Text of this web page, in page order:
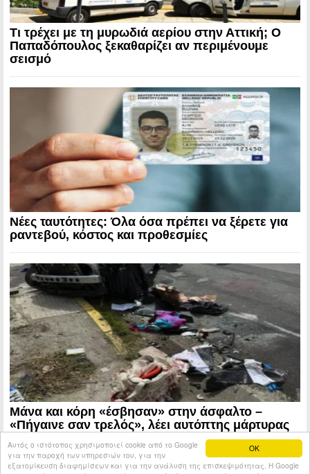
OK
Αυτός ο ιστότοπος χρησιμοποιεί cookie από το Google
για την παροχή των υπηρεσιών του, για την
εξατομίκευση διαφημίσεων και για την ανάλυση της επισκεψιμότητας. Η Google
Τι τρέχει με τη μυρωδιά αερίου στην Αττική; Ο
Παπαδόπουλος ξεκαθαρίζει αν περιμένουμε
σεισμό
Νέες ταυτότητες: Όλα όσα πρέπει να ξέρετε για
ραντεβού, κόστος και προθεσμίες
Μάνα και κόρη «έσβησαν» στην άσφαλτο –
«Πήγαινε σαν τρελός», λέει αυτόπτης μάρτυρας
« Προηγούμενη 4.780 Επόμενη »